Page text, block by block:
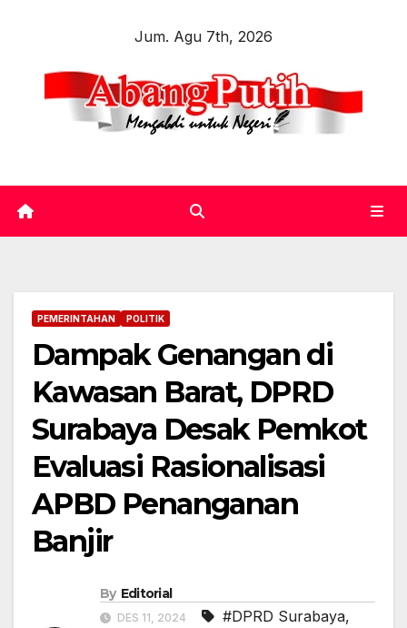
content
Jum. Agu 7th, 2026
PEMERINTAHAN POLITIK
Dampak Genangan di
Kawasan Barat, DPRD
Surabaya Desak Pemkot
Evaluasi Rasionalisasi
APBD Penanganan
Banjir
By Editorial
DES 11, 2024 #DPRD Surabaya,